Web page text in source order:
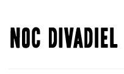
na
hlavný